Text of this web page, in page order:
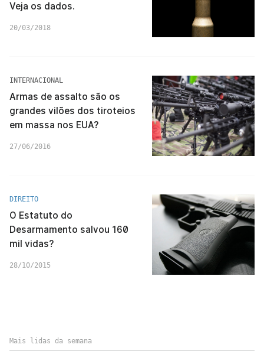
Veja os dados.
20/03/2018
INTERNACIONAL
Armas de assalto são os
grandes vilões dos tiroteios
em massa nos EUA?
27/06/2016
DIREITO
O Estatuto do
Desarmamento salvou 160
mil vidas?
28/10/2015
Mais lidas da semana